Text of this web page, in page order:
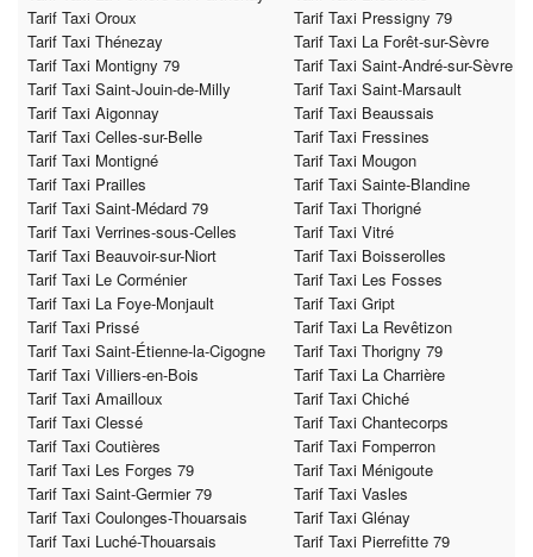
Tarif Taxi Oroux
Tarif Taxi Pressigny 79
Tarif Taxi Thénezay
Tarif Taxi La Forêt-sur-Sèvre
Tarif Taxi Montigny 79
Tarif Taxi Saint-André-sur-Sèvre
Tarif Taxi Saint-Jouin-de-Milly
Tarif Taxi Saint-Marsault
Tarif Taxi Aigonnay
Tarif Taxi Beaussais
Tarif Taxi Celles-sur-Belle
Tarif Taxi Fressines
Tarif Taxi Montigné
Tarif Taxi Mougon
Tarif Taxi Prailles
Tarif Taxi Sainte-Blandine
Tarif Taxi Saint-Médard 79
Tarif Taxi Thorigné
Tarif Taxi Verrines-sous-Celles
Tarif Taxi Vitré
Tarif Taxi Beauvoir-sur-Niort
Tarif Taxi Boisserolles
Tarif Taxi Le Corménier
Tarif Taxi Les Fosses
Tarif Taxi La Foye-Monjault
Tarif Taxi Gript
Tarif Taxi Prissé
Tarif Taxi La Revêtizon
Tarif Taxi Saint-Étienne-la-Cigogne
Tarif Taxi Thorigny 79
Tarif Taxi Villiers-en-Bois
Tarif Taxi La Charrière
Tarif Taxi Amailloux
Tarif Taxi Chiché
Tarif Taxi Clessé
Tarif Taxi Chantecorps
Tarif Taxi Coutières
Tarif Taxi Fomperron
Tarif Taxi Les Forges 79
Tarif Taxi Ménigoute
Tarif Taxi Saint-Germier 79
Tarif Taxi Vasles
Tarif Taxi Coulonges-Thouarsais
Tarif Taxi Glénay
Tarif Taxi Luché-Thouarsais
Tarif Taxi Pierrefitte 79